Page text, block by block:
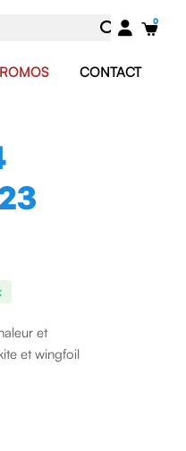
CONTACT
et
et wingfoil